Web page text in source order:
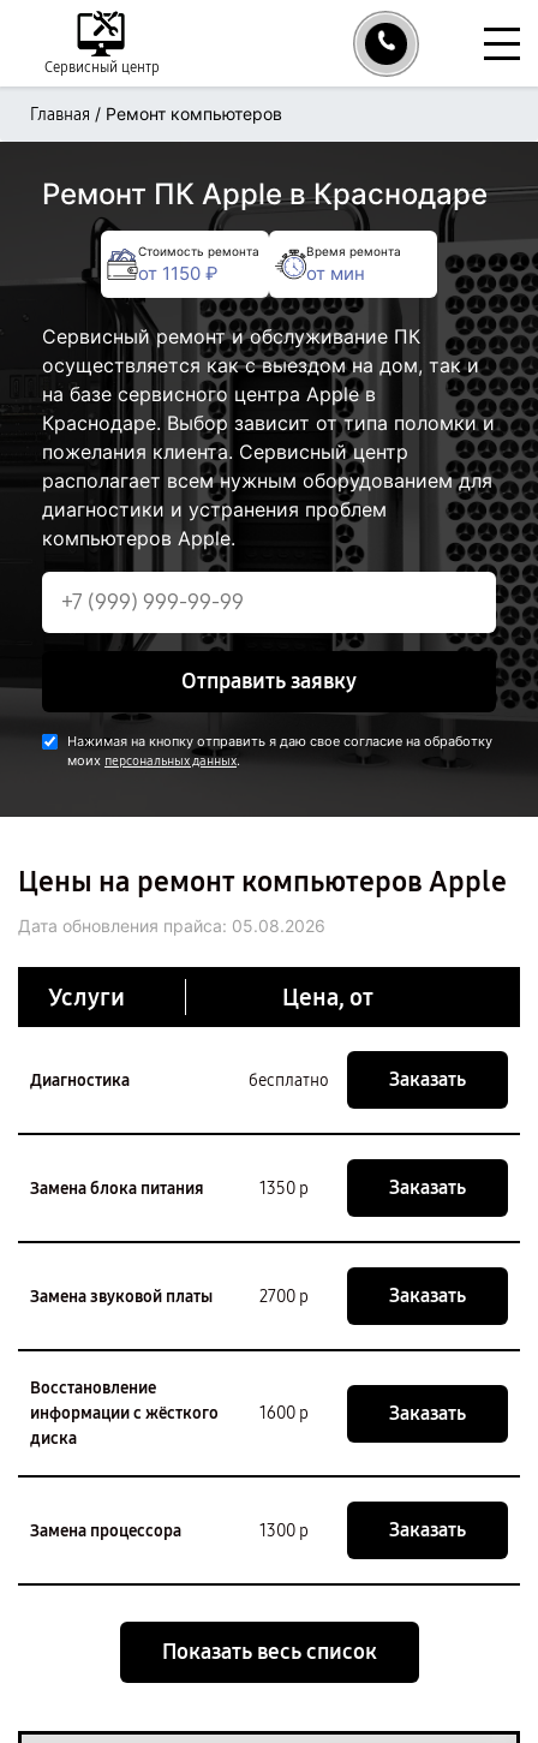
Сервисный центр
Главная / Ремонт компьютеров
Ремонт ПК Apple в Краснодаре
Стоимость ремонта
от 1150 ₽
Время ремонта
от мин
Сервисный ремонт и обслуживание ПК
осуществляется как с выездом на дом, так и
на базе сервисного центра Apple в
Краснодаре. Выбор зависит от типа поломки и
пожелания клиента. Сервисный центр
располагает всем нужным оборудованием для
диагностики и устранения проблем
компьютеров Apple.
Отправить заявку
Нажимая на кнопку отправить я даю свое согласие на обработку
моих персональных данных.
Цены на ремонт компьютеров Apple
Дата обновления прайса: 05.08.2026
Услуги Цена, от
Диагностика бесплатно Заказать
Замена блока питания 1350 р Заказать
Замена звуковой платы 2700 р Заказать
Восстановление
информации с жёсткого
диска
1600 р Заказать
Замена процессора 1300 р Заказать
Показать весь список